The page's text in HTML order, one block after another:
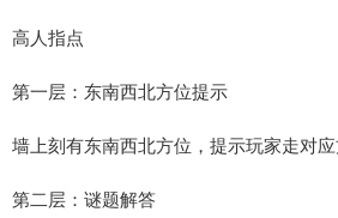
高人指点
第一层：东南西北方位提示
墙上刻有东南西北方位，提示玩家走对应
第二层：谜题解答